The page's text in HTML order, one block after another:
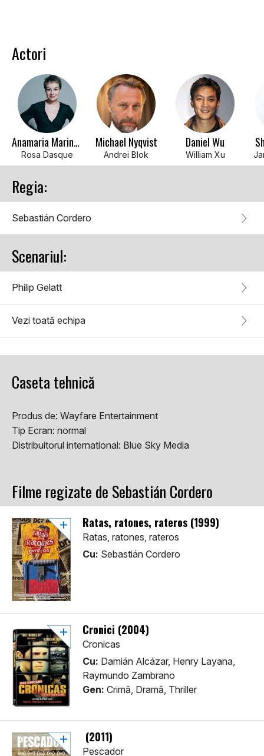
Actori
Anamaria Marinca
Rosa Dasque
Michael Nyqvist
Andrei Blok
Daniel Wu
William Xu
Regia:
Sebastián Cordero
Scenariul:
Philip Gelatt
Vezi toată echipa
Caseta tehnică
Produs de: Wayfare Entertainment
Tip Ecran: normal
Distribuitorul international: Blue Sky Media
Filme regizate de Sebastián Cordero
Ratas, ratones, rateros (1999)
Ratas, ratones, rateros
Cu: Sebastián Cordero
Cronici (2004)
Cronicas
Cu: Damián Alcázar, Henry Layana,
Raymundo Zambrano
Gen: Crimă, Dramă, Thriller
(2011)
Pescador